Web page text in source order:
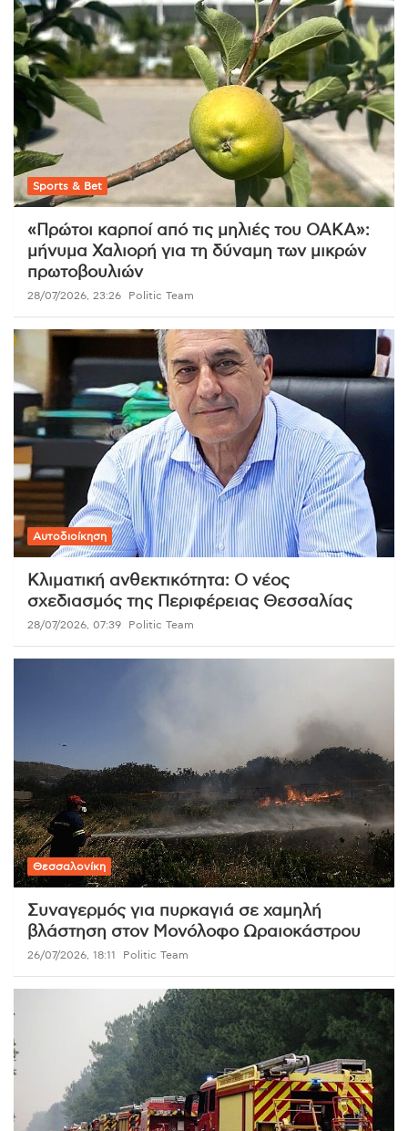
Sports & Bet
«Πρώτοι καρποί από τις μηλιές του ΟΑΚΑ»:
μήνυμα Χαλιορή για τη δύναμη των μικρών
πρωτοβουλιών
28/07/2026, 23:26 Politic Team
Αυτοδιοίκηση
Κλιματική ανθεκτικότητα: Ο νέος
σχεδιασμός της Περιφέρειας Θεσσαλίας
28/07/2026, 07:39 Politic Team
Θεσσαλονίκη
Συναγερμός για πυρκαγιά σε χαμηλή
βλάστηση στον Μονόλοφο Ωραιοκάστρου
26/07/2026, 18:11 Politic Team